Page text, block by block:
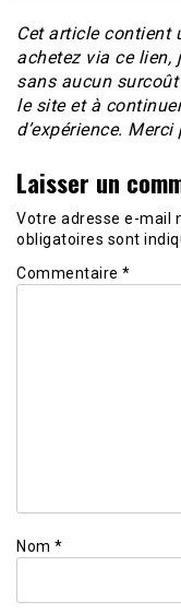
Cet article contient
achetez via ce lien,
sans aucun
le site et à
d’expérience.
Laisser un
Votre adresse e-mail
obligatoires sont
Commentaire *
Nom *